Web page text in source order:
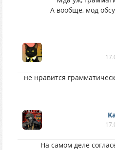
А вообще, мод
не нравится
На самом деле